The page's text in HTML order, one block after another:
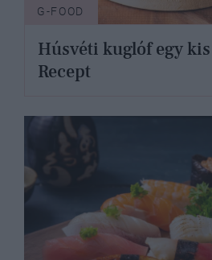
G-FOOD
Húsvéti kuglóf egy
Recept